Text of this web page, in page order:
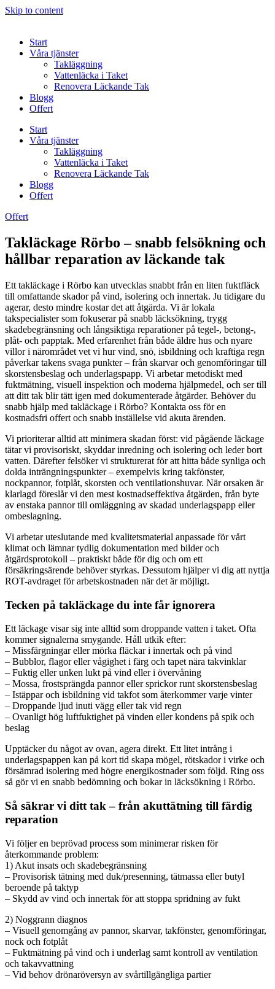
Skip to content
Start
Våra tjänster
Takläggning
Vattenläcka i Taket
Renovera Läckande Tak
Blogg
Offert
Start
Våra tjänster
Takläggning
Vattenläcka i Taket
Renovera Läckande Tak
Blogg
Offert
Offert
Takläckage Rörbo – snabb felsökning och
hållbar reparation av läckande tak
Ett takläckage i Rörbo kan utvecklas snabbt från en liten fuktfläck
till omfattande skador på vind, isolering och innertak. Ju tidigare du
agerar, desto mindre kostar det att åtgärda. Vi är lokala
takspecialister som fokuserar på snabb läcksökning, trygg
skadebegränsning och långsiktiga reparationer på tegel-, betong-,
plåt- och papptak. Med erfarenhet från både äldre hus och nyare
villor i närområdet vet vi hur vind, snö, isbildning och kraftiga regn
påverkar takens svaga punkter – från skarvar och genomföringar till
skorstensbeslag och underlagspapp. Vi arbetar metodiskt med
fuktmätning, visuell inspektion och moderna hjälpmedel, och ser till
att ditt tak blir tätt igen med dokumenterade åtgärder. Behöver du
snabb hjälp med takläckage i Rörbo? Kontakta oss för en
kostnadsfri offert och snabb inställelse vid akuta ärenden.
Vi prioriterar alltid att minimera skadan först: vid pågående läckage
tätar vi provisoriskt, skyddar inredning och isolering och leder bort
vatten. Därefter felsöker vi strukturerat för att hitta både synliga och
dolda inträngningspunkter – exempelvis kring takfönster,
nockpannor, fotplåt, skorsten och ventilationshuvar. När orsaken är
klarlagd föreslår vi den mest kostnadseffektiva åtgärden, från byte
av enstaka pannor till omläggning av skadad underlagspapp eller
ombeslagning.
Vi arbetar uteslutande med kvalitetsmaterial anpassade för vårt
klimat och lämnar tydlig dokumentation med bilder och
åtgärdsprotokoll – praktiskt både för dig och om ett
försäkringsärende behöver styrkas. Dessutom hjälper vi dig att nyttja
ROT-avdraget för arbetskostnaden när det är möjligt.
Tecken på takläckage du inte får ignorera
Ett läckage visar sig inte alltid som droppande vatten i taket. Ofta
kommer signalerna smygande. Håll utkik efter:
– Missfärgningar eller mörka fläckar i innertak och på vind
– Bubblor, flagor eller vågighet i färg och tapet nära takvinklar
– Fuktig eller unken lukt på vind eller i övervåning
– Mossa, frostsprängda pannor eller sprickor runt skorstensbeslag
– Istäppar och isbildning vid takfot som återkommer varje vinter
– Droppande ljud inuti vägg eller tak vid regn
– Ovanligt hög luftfuktighet på vinden eller kondens på spik och
beslag
Upptäcker du något av ovan, agera direkt. Ett litet intrång i
underlagspappen kan på kort tid skapa mögel, rötskador i virke och
försämrad isolering med högre energikostnader som följd. Ring oss
så gör vi en snabb bedömning och bokar in läcksökning i Rörbo.
Så säkrar vi ditt tak – från akuttätning till färdig
reparation
Vi följer en beprövad process som minimerar risken för
återkommande problem:
1) Akut insats och skadebegränsning
– Provisorisk tätning med duk/presenning, tätmassa eller butyl
beroende på taktyp
– Skydd av vind och innertak för att stoppa spridning av fukt
2) Noggrann diagnos
– Visuell genomgång av pannor, skarvar, takfönster, genomföringar,
nock och fotplåt
– Fuktmätning på vind och i underlag samt kontroll av ventilation
och takavvattning
– Vid behov drönaröversyn av svårtillgängliga partier